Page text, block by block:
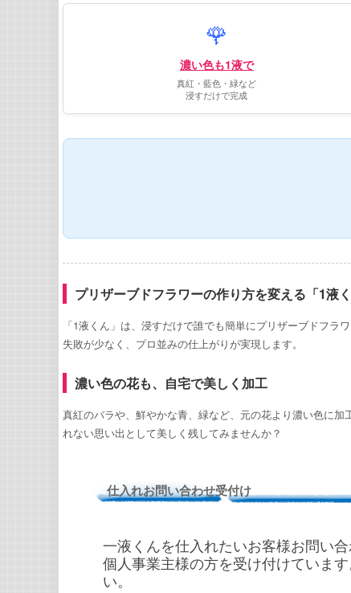
🌹
濃い色も1液で
真紅・藍色・緑など
浸すだけで完成
プリザーブドフラワーの作り方を変える「1液く
「1液くん」は、浸すだけで誰でも簡単にプリザーブドフ
失敗が少なく、プロ並みの仕上がりが実現します。
濃い色の花も、自宅で美しく加工
真紅のバラや、鮮やかな青、緑など、元の花より濃い色に
れない思い出として美しく残してみませんか？
仕入れお問い合わせ受付け
一液くんを仕入れたいお客様お問い
個人事業主様の方を受け付けていま
い。